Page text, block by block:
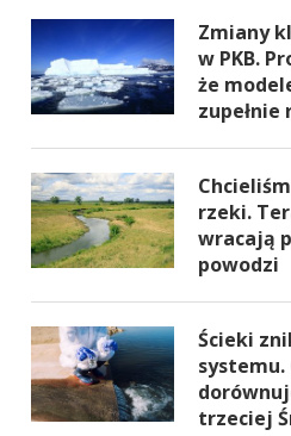
Zmiany
w PKB.
że
zupełnie
rzeki.
wracają
powodzi
Ścieki
systemu.
trzeciej